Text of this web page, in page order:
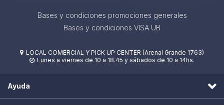
Bases y condiciones promociones generales
Bases y condiciones VISA UB
 LOCAL COMERCIAL Y PICK UP CENTER (Arenal Grande 1763)
 Lunes a viernes de 10 a 18.45 y sábados de 10 a 14hs.
Ayuda